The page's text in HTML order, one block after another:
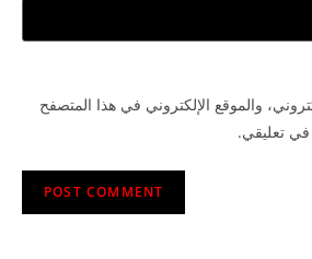
والموقع الإلكتروني في هذا المتصفح
في تعليقي.